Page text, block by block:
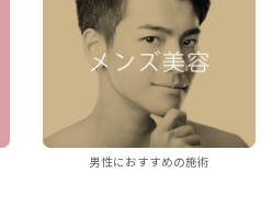
男性におすすめの施術